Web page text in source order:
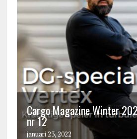
Cargo Magazine Winter
nr 12
januari 23, 2022